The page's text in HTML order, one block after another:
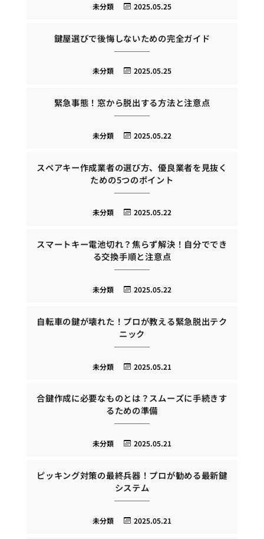
2025.05.25
未分類
鍵屋選びで後悔しないための完全ガイド
2025.05.25
未分類
緊急事態！窓から脱出する方法と注意点
2025.05.22
未分類
スペアキー作成業者の選び方、優良業者を見抜く
ための5つのポイント
2025.05.22
未分類
スマートキー電池切れ？焦らず解決！自分ででき
る交換手順と注意点
2025.05.22
未分類
自転車の鍵が壊れた！プロが教える緊急脱出テク
ニック
2025.05.21
未分類
合鍵作成に必要なものとは？スムーズに手続きす
るための準備
2025.05.21
未分類
ピッキング対策の最終兵器！プロが勧める最新鍵
システム
2025.05.21
未分類